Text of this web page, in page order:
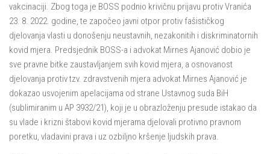
vakcinaciji. Zbog toga je BOSS podnio krivičnu prijavu protiv Vranića
23. 8. 2022. godine, te započeo javni otpor protiv fašističkog
djelovanja vlasti u donošenju neustavnih, nezakonitih i diskriminatornih
kovid mjera. Predsjednik BOSS-a i advokat Mirnes Ajanović dobio je
sve pravne bitke zaustavljanjem svih kovid mjera, a osnovanost
djelovanja protiv tzv. zdravstvenih mjera advokat Mirnes Ajanović je
dokazao usvojenim apelacijama od strane Ustavnog suda BiH
(sublimiranim u AP 3932/21), koji je u obrazloženju presude istakao da
su vlade i krizni štabovi kovid mjerama djelovali protivno pravnom
poretku, vladavini prava i uz ozbiljno kršenje ljudskih prava.